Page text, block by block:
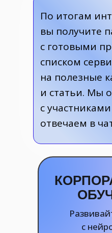
По итогам
вы получите
с готовыми
списком
на полезные
и статьи. Мы
с
отвечаем в
с